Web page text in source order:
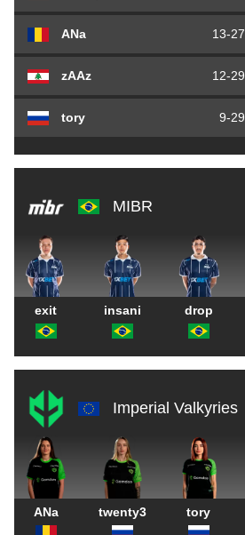
ANa 13-27
zAAz 12-29
tory 9-29
MIBR
exit insani drop
Imperial Valkyries
ANa twenty3 tory